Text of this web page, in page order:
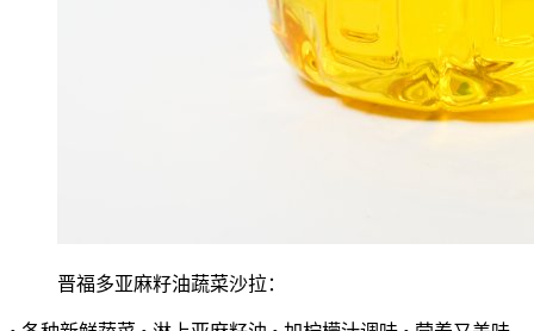
晋福多亚麻籽油蔬菜沙拉：